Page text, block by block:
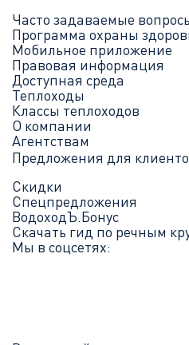
Часто задаваемые
Программа охраны
Мобильное приложение
Правовая информация
Доступная среда
Теплоходы
Классы теплоходов
О компании
Агентствам
Предложения для
Скидки
Спецпредложения
ВодоходЪ.Бонус
Скачать гид по речным
Мы в соцсетях: